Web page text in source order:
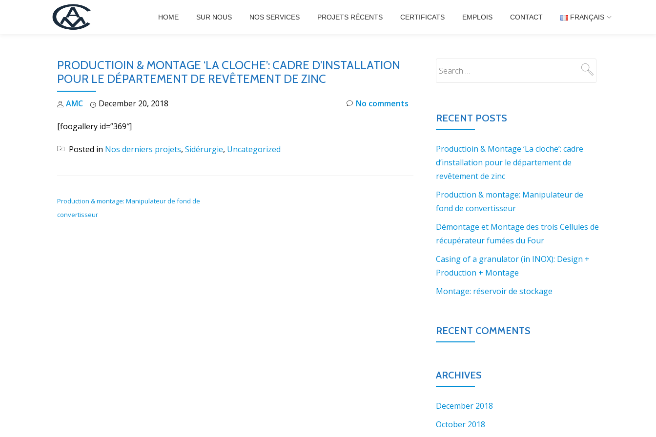
HOME SUR NOUS NOS SERVICES PROJETS RÉCENTS CERTIFICATS EMPLOIS CONTACT FRANÇAIS
PRODUCTIOIN & MONTAGE ‘LA CLOCHE’: CADRE D’INSTALLATION
POUR LE DÉPARTEMENT DE REVÊTEMENT DE ZINC
AMC December 20, 2018 No comments
[foogallery id=”369″]
Posted in Nos derniers projets, Sidérurgie, Uncategorized
Production & montage: Manipulateur de fond de
convertisseur
RECENT POSTS
Productioin & Montage ‘La cloche’: cadre
d’installation pour le département de
revêtement de zinc
Production & montage: Manipulateur de
fond de convertisseur
Démontage et Montage des trois Cellules de
récupérateur fumées du Four
Casing of a granulator (in INOX): Design +
Production + Montage
Montage: réservoir de stockage
RECENT COMMENTS
ARCHIVES
December 2018
October 2018